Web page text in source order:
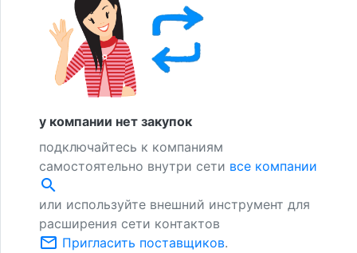
у компании нет закупок
подключайтесь к компаниям
самостоятельно внутри сети все компании
search
или используйте внешний инструмент для
расширения сети контактов
mail_outline Пригласить поставщиков.